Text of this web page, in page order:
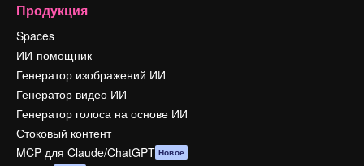
Продукция
Spaces
ИИ-помощник
Генератор изображений ИИ
Генератор видео ИИ
Генератор голоса на основе ИИ
Стоковый контент
MCP для Claude/ChatGPT Новое